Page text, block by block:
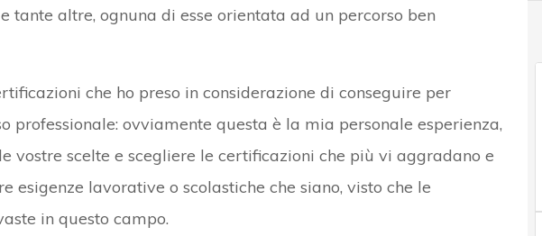
e tante altre, ognuna di esse orientata ad un percorso ben
che ho preso in considerazione di conseguire per
professionale: ovviamente questa è la mia personale esperienza,
vostre scelte e scegliere le certificazioni che più vi aggradano e
esigenze lavorative o scolastiche che siano, visto che le
in questo campo.